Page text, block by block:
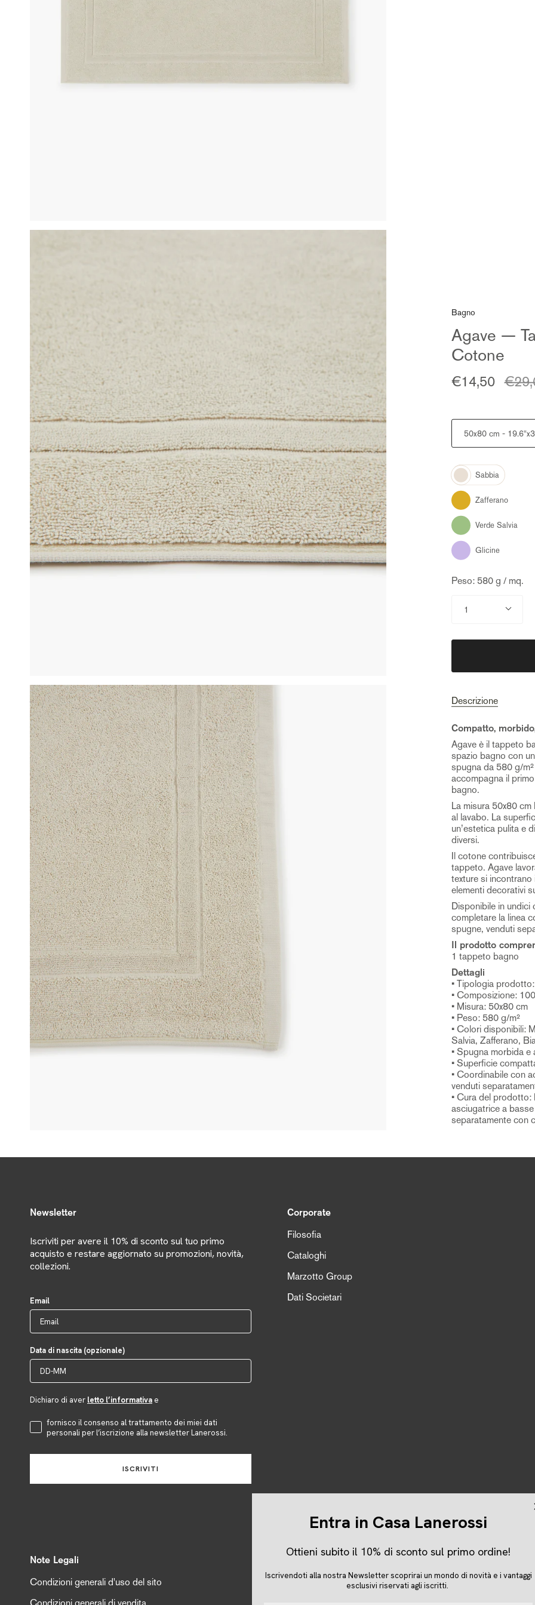
Bagno
Agave —
Cotone
€14,50
Size
50x80 cm -
Color
Sabbia
Zafferano
Verde
Salvia
Glicine
Peso: 580 g / mq.
1
Descrizione
Compatto,
Agave è il tappeto
spazio bagno con
spugna da 580 g/
accompagna il
bagno.
La misura 50x80
al lavabo. La
un’estetica pulita e
diversi.
Il cotone
tappeto. Agave
texture si
elementi decorativi
Disponibile in
completare la linea
spugne, venduti
Il prodotto
1 tappeto bagno
Dettagli
• Tipologia
• Composizione:
• Misura: 50x80 cm
• Peso: 580 g/m²
• Colori disponibili:
Salvia, Zafferano,
• Spugna morbida e
• Superficie
• Coordinabile con
venduti
• Cura del prodotto:
asciugatrice a
separatamente con
Newsletter
Iscriviti per avere il 10% di sconto sul tuo primo
acquisto e restare aggiornato su promozioni, novità,
collezioni.
Email
Data di nascita (opzionale)
Dichiaro di aver letto l’informativa e
Accettazione Privacy
fornisco il consenso al trattamento dei miei dati
personali per l’iscrizione alla newsletter Lanerossi.
ISCRIVITI
Corporate
Filosofia
Cataloghi
Marzotto Group
Dati Societari
Note Legali
Condizioni generali d'uso del sito
Lanerossi è un brand di Marzotto Lab Srl
Entra in Casa Lanerossi
Ottieni subito il 10% di sconto sul primo ordine!
Iscrivendoti alla nostra Newsletter scoprirai un mondo di novità e i vantaggi
esclusivi riservati agli iscritti.